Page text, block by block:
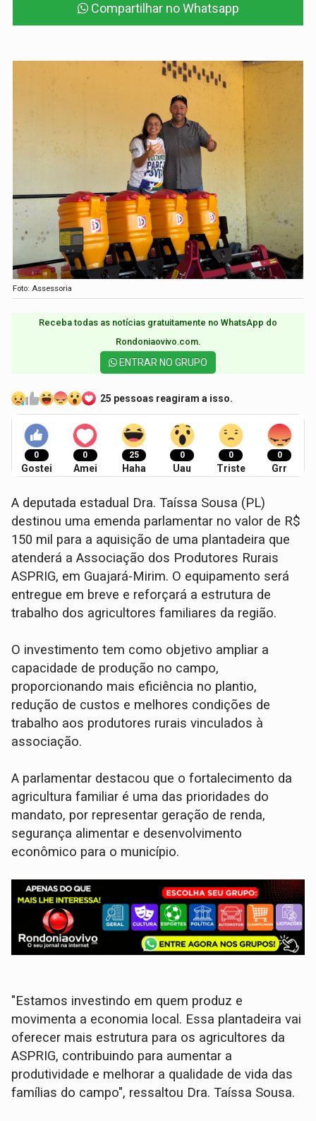
Compartilhar no Whatsapp
Foto: Assessoria
Receba todas as notícias gratuitamente no WhatsApp do
Rondoniaovivo.com.​
ENTRAR NO GRUPO
25 pessoas reagiram a isso.
0
Gostei
0
Amei
25
Haha
0
Uau
0
Triste
0
Grr
A deputada estadual Dra. Taíssa Sousa (PL)
destinou uma emenda parlamentar no valor de R$
150 mil para a aquisição de uma plantadeira que
atenderá a Associação dos Produtores Rurais
ASPRIG, em Guajará-Mirim. O equipamento será
entregue em breve e reforçará a estrutura de
trabalho dos agricultores familiares da região.
O investimento tem como objetivo ampliar a
capacidade de produção no campo,
proporcionando mais eficiência no plantio,
redução de custos e melhores condições de
trabalho aos produtores rurais vinculados à
associação.
A parlamentar destacou que o fortalecimento da
agricultura familiar é uma das prioridades do
mandato, por representar geração de renda,
segurança alimentar e desenvolvimento
econômico para o município.
"Estamos investindo em quem produz e
movimenta a economia local. Essa plantadeira vai
oferecer mais estrutura para os agricultores da
ASPRIG, contribuindo para aumentar a
produtividade e melhorar a qualidade de vida das
famílias do campo", ressaltou Dra. Taíssa Sousa.